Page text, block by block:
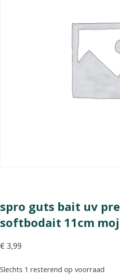
spro guts bait uv
softbodait 11cm
€ 3,99
Slechts 1 resterend op voorraad